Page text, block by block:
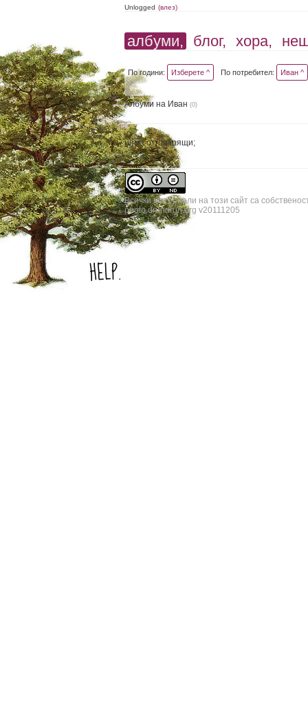
Unlogged (влез)
албуми, блог, хора,
По години: Изберете ^ По потребител: Иван ^
Албуми на Иван(0)
няма отговарящи;
Всички материали на този сайт са
photo.drundrun.org v20111205